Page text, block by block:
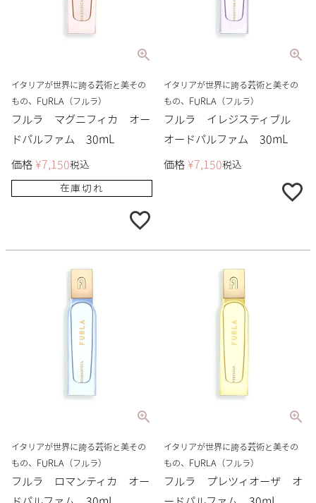
イタリアが世界に誇る芸術と美その
もの、FURLA（フルラ）
フルラ マグニフィカ オー
ドパルファム 30mL
価格 ¥7,150税込
在庫切れ
イタリアが世界に誇る芸術と美その
もの、FURLA（フルラ）
フルラ イレジスティブル
オードパルファム 30mL
価格 ¥7,150税込
イタリアが世界に誇る芸術と美その
もの、FURLA（フルラ）
フルラ ロマンティカ オー
イタリアが世界に誇る芸術と美その
もの、FURLA（フルラ）
フルラ プレツィオーザ オ